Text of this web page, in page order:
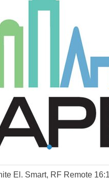
El. Smart, RF Remote